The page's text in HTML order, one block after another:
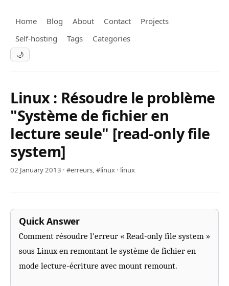
Home Blog About Contact
Projects
Self-hosting
Tags Categories
🌙
Linux : Résoudre le problème
"Système de fichier en
lecture seule" [read-only file
system]
02 January 2013 · #erreurs, #linux · linux
Quick Answer
Comment résoudre l'erreur « Read-only file system »
sous Linux en remontant le système de fichier en
mode lecture-écriture avec mount remount.